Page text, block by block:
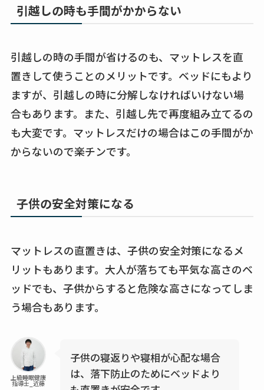
引越しの時も手間がかからない
引越しの時の手間が省けるのも、マットレスを直
置きして使うことのメリットです。ベッドにもより
ますが、引越しの時に分解しなければいけない場
合もあります。また、引越し先で再度組み立てるの
も大変です。マットレスだけの場合はこの手間がか
からないので楽チンです。
子供の安全対策になる
マットレスの直置きは、子供の安全対策になるメ
リットもあります。大人が落ちても平気な高さのベ
ッドでも、子供からすると危険な高さになってしま
う場合もあります。
上級睡眠健康
指導士_近藤
子供の寝返りや寝相が心配な場合
は、落下防止のためにベッドより